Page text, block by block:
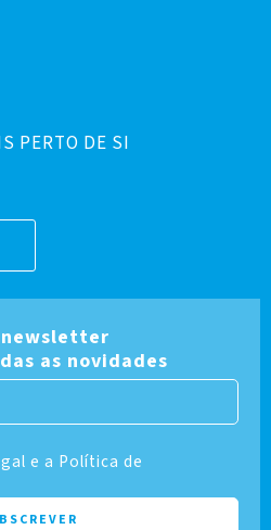
PERTO DE SI
newsletter
as novidades
e a Política de